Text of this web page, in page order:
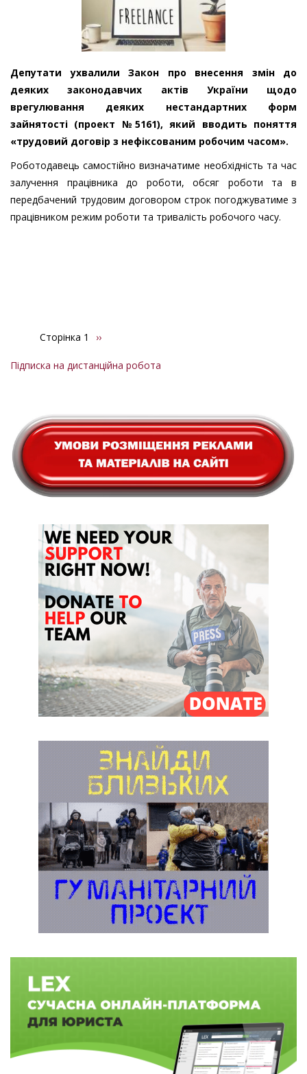
Депутати ухвалили Закон про внесення змін до
деяких законодавчих актів України щодо
врегулювання деяких нестандартних форм
зайнятості (проект №5161), який вводить поняття
«трудовий договір з нефіксованим робочим часом».
Роботодавець самостійно визначатиме необхідність та час
залучення працівника до роботи, обсяг роботи та в
передбачений трудовим договором строк погоджуватиме з
працівником режим роботи та тривалість робочого часу.
Розбивка
сторінки
Сторінка 1
Наступна
››
Підписка на дистанційна робота